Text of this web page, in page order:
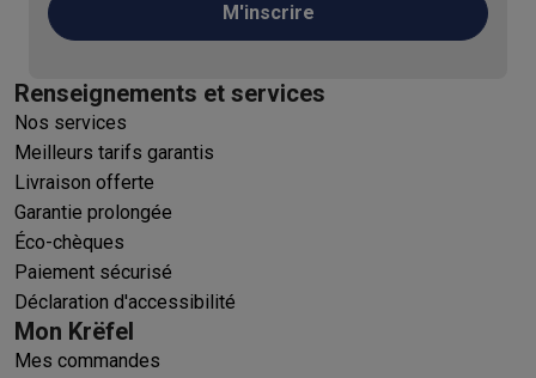
M'inscrire
Renseignements et services
Nos services
Meilleurs tarifs garantis
Livraison offerte
Garantie prolongée
Éco-chèques
Paiement sécurisé
Déclaration d'accessibilité
Mon Krëfel
Mes commandes